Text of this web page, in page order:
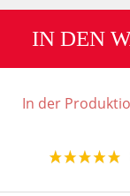
IN DEN
In der